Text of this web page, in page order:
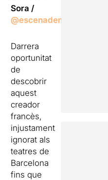
Sora /
@escenadememoria
Darrera
oportunitat
de
descobrir
aquest
creador
francès,
injustament
ignorat als
teatres de
Barcelona
fins que